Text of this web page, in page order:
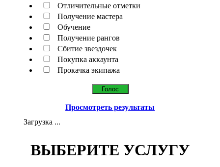
Отличительные отметки
Получение мастера
Обучение
Получение рангов
Сбитие звездочек
Покупка аккаунта
Прокачка экипажа
Просмотреть результаты
Загрузка ...
ВЫБЕРИТЕ УСЛУГУ